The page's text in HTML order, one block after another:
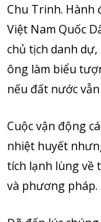
Chu Trinh. Hành
Việt Nam Quốc
chủ tịch danh
ông làm biểu
nếu đất nước
Cuộc vận động
nhiệt huyết
tích lạnh lùng về
và phương pháp.